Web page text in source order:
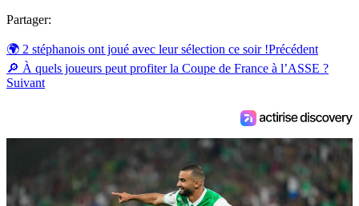
Partager:
🌍 2 stéphanois ont joué avec leur sélection ce soir !Précédent
🔎 À quels joueurs peut profiter la Coupe de France à l’ASSE ?
Suivant